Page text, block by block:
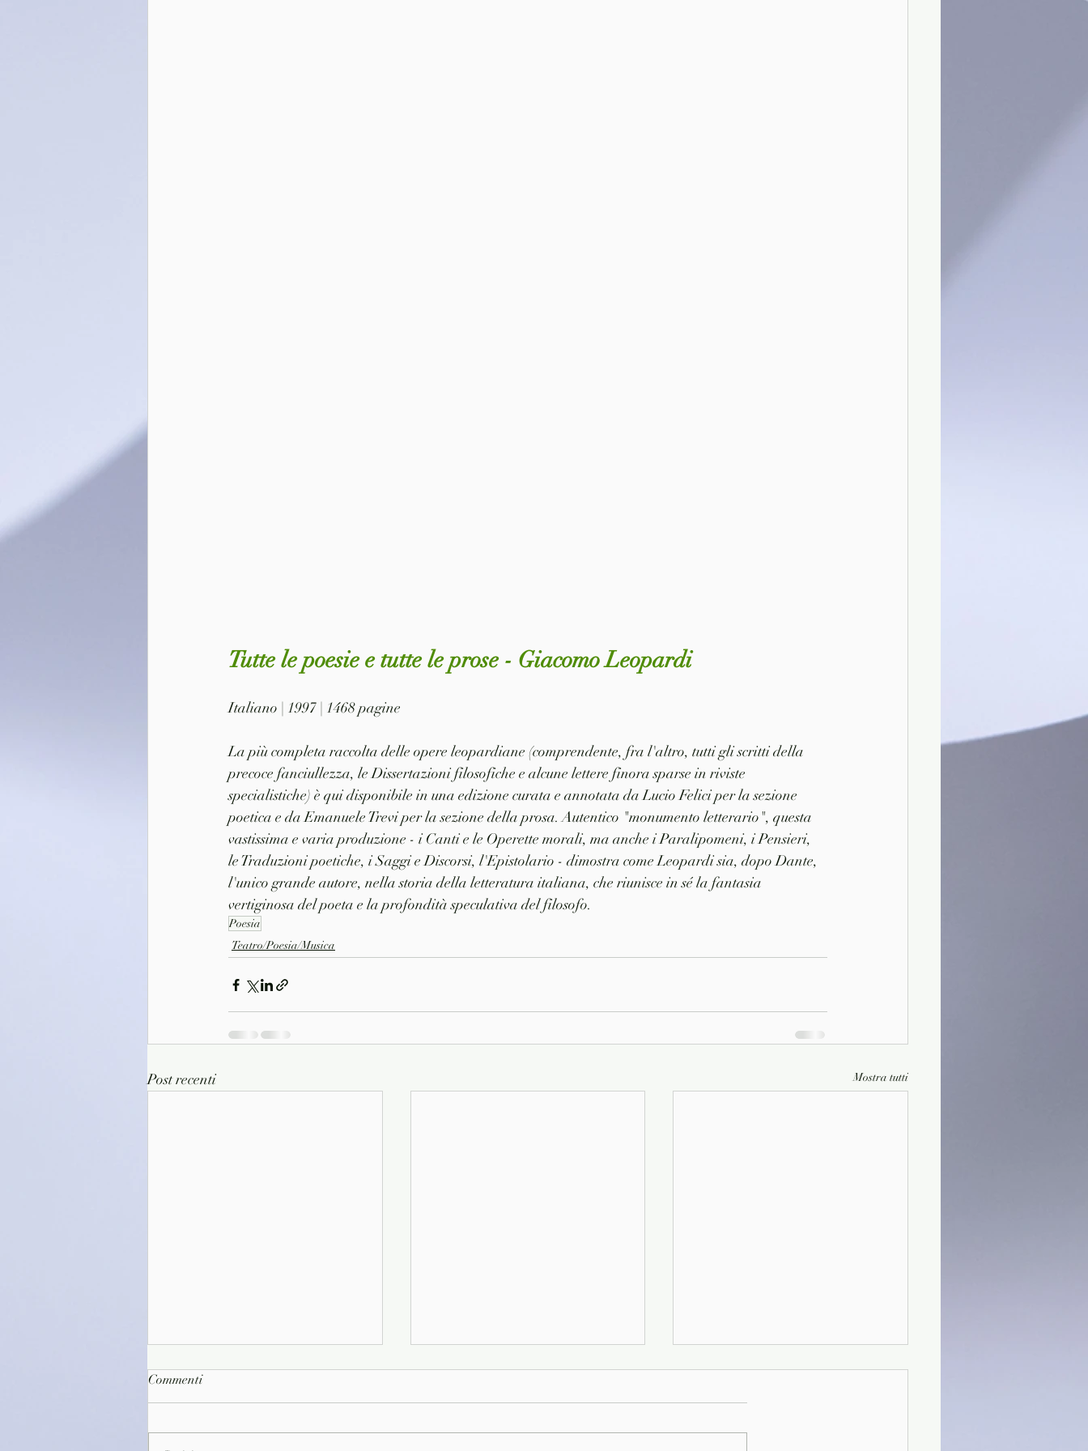
Tutte le poesie e tutte le prose - Giacomo Leopardi
Italiano | 1997 | 1468 pagine
La più completa raccolta delle opere leopardiane (comprendente, fra l'altro, tutti gli scritti della
precoce fanciullezza, le Dissertazioni filosofiche e alcune lettere finora sparse in riviste
specialistiche) è qui disponibile in una edizione curata e annotata da Lucio Felici per la sezione
poetica e da Emanuele Trevi per la sezione della prosa. Autentico "monumento letterario", questa
vastissima e varia produzione - i Canti e le Operette morali, ma anche i Paralipomeni, i Pensieri,
le Traduzioni poetiche, i Saggi e Discorsi, l'Epistolario - dimostra come Leopardi sia, dopo Dante,
l'unico grande autore, nella storia della letteratura italiana, che riunisce in sé la fantasia
vertiginosa del poeta e la profondità speculativa del filosofo.
Poesia
Teatro/Poesia/Musica
Post recenti Mostra tutti
Commenti